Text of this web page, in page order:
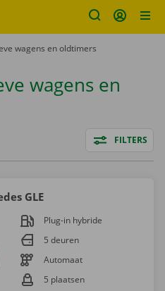
wagens en oldtimers
wagens en
FILTERS
GLE
Plug-in hybride
5 deuren
Automaat
5 plaatsen